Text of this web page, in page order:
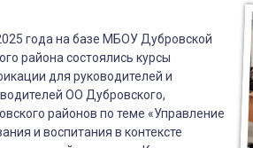
года на базе МБОУ Дубровской
района состоялись курсы
для руководителей и
ОО Дубровского,
районов по теме «Управление
и воспитания в контексте